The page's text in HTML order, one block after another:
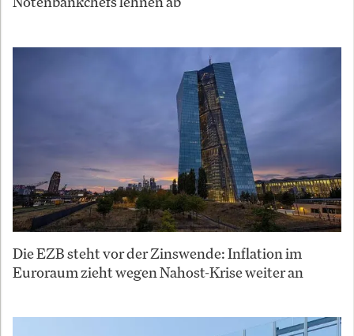
Die EZB steht vor der Zinswende: Inflation im
Euroraum zieht wegen Nahost-Krise weiter an